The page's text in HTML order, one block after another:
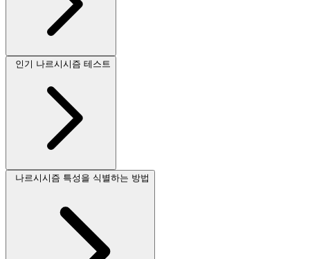
인기 나르시시즘 테스트
나르시시즘 특성을 식별하는 방법